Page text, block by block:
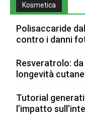
Kosmetica
Polisaccaride
contro i danni
Resveratrolo:
longevità
Tutorial
l’impatto